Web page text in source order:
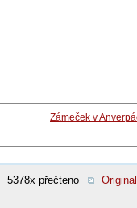
Zámeček v
5378x přečteno
Original